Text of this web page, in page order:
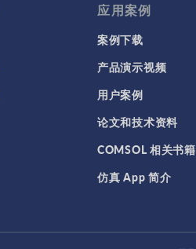
应用案例
案例下载
产品演示视频
用户案例
论文和技术资料
COMSOL 相关书籍
仿真 App 简介